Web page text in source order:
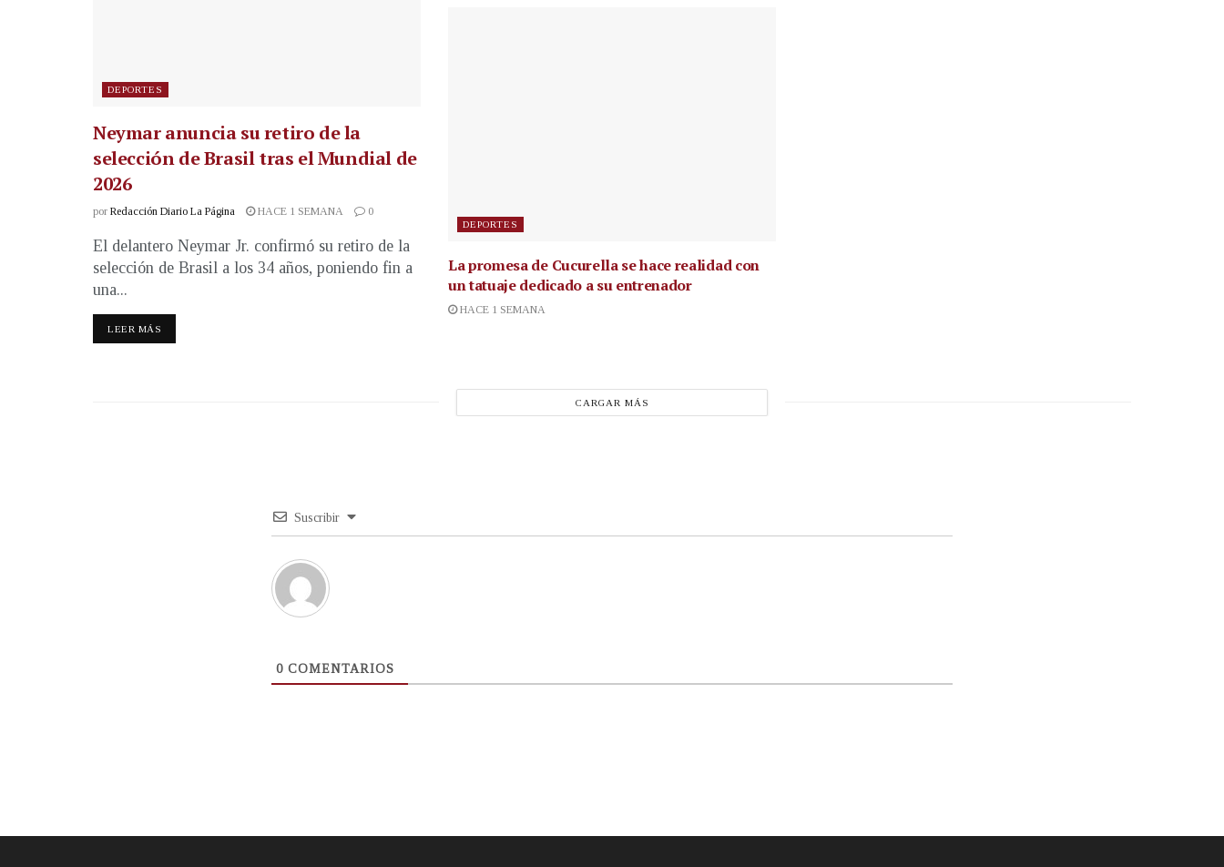
DEPORTES
Neymar anuncia su retiro de la
selección de Brasil tras el Mundial de
2026
por Redacción Diario La Página HACE 1 SEMANA 0
El delantero Neymar Jr. confirmó su retiro de la
selección de Brasil a los 34 años, poniendo fin a
una...
LEER MÁS
DEPORTES
La promesa de Cucurella se hace realidad con
un tatuaje dedicado a su entrenador
HACE 1 SEMANA
CARGAR MÁS
Suscribir
0 COMENTARIOS